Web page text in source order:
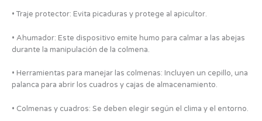
• Traje protector: Evita picaduras y protege al apicultor.
• Ahumador: Este dispositivo emite humo para calmar a las abejas
durante la manipulación de la colmena.
• Herramientas para manejar las colmenas: Incluyen un cepillo, una
palanca para abrir los cuadros y cajas de almacenamiento.
• Colmenas y cuadros: Se deben elegir según el clima y el entorno.